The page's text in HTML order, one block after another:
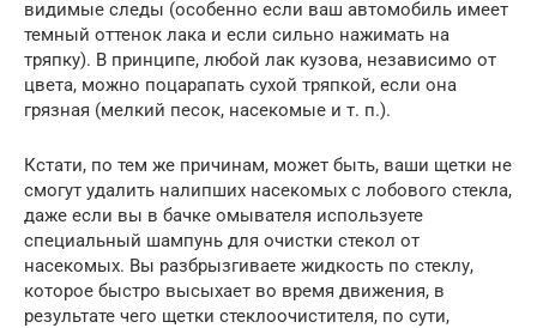
видимые следы (особенно если ваш автомобиль имеет
темный оттенок лака и если сильно нажимать на
тряпку). В принципе, любой лак кузова, независимо от
цвета, можно поцарапать сухой тряпкой, если она
грязная (мелкий песок, насекомые и т. п.).
Кстати, по тем же причинам, может быть, ваши щетки не
смогут удалить налипших насекомых с лобового стекла,
даже если вы в бачке омывателя используете
специальный шампунь для очистки стекол от
насекомых. Вы разбрызгиваете жидкость по стеклу,
которое быстро высыхает во время движения, в
результате чего щетки стеклоочистителя, по сути,